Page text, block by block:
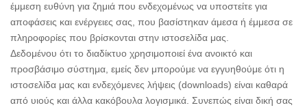
έμμεση ευθύνη για ζημιά που ενδεχομένως να υποστείτε για
αποφάσεις και ενέργειες σας, που βασίστηκαν άμεσα ή έμμεσα σε
πληροφορίες που βρίσκονται στην ιστοσελίδα μας.
Δεδομένου ότι το διαδίκτυο χρησιμοποιεί ένα ανοικτό και
προσβάσιμο σύστημα, εμείς δεν μπορούμε να εγγυηθούμε ότι η
ιστοσελίδα μας και ενδεχόμενες λήψεις (downloads) είναι καθαρά
από υιούς και άλλα κακόβουλα λογισμικά. Συνεπώς είναι δική σας